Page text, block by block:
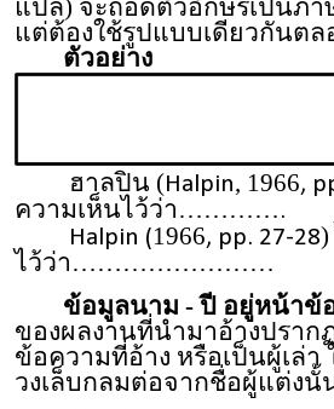
แปล) จะถอดตัวอักษรเป็นภา
แต่ต้องใช้รูปแบบเดียวกันต
ตัวอย่าง
ฮาลปิน (Halpin, 1966,
ความเห็นไว้ว่า………….
Halpin (1966, pp. 27-28
ไว้ว่า……………………
ข้อมูลนาม - ปี อยู่หน้าข้
ของผลงานที่นำมาอ้างปราก
ข้อความที่อ้าง หรือเป็นผู้เล่า
วงเล็บกลมต่อจากชื่อผู้แต่งนั้